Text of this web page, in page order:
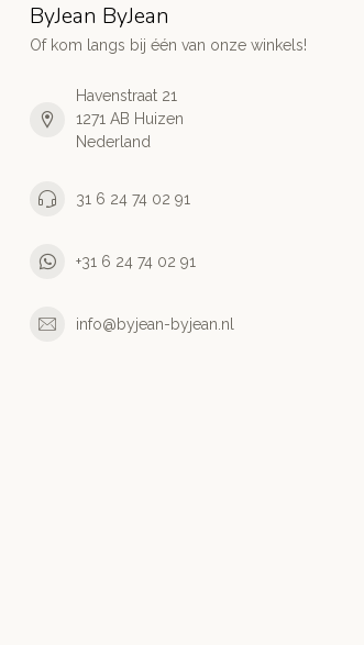
ByJean ByJean
Of kom langs bij één van onze winkels!
Havenstraat 21
1271 AB Huizen
Nederland
31 6 24 74 02 91
+31 6 24 74 02 91
info@byjean-byjean.nl